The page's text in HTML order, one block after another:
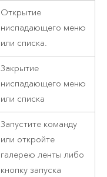
Открытие
ниспадающего меню
или списка.
Закрытие
ниспадающего меню
или списка
Запустите команду
или откройте
галерею ленты либо
кнопку запуска